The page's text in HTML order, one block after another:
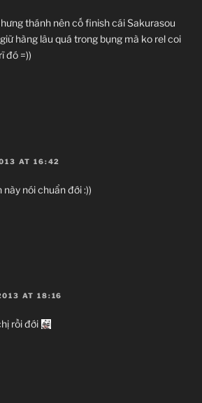
thánh nên cố finish cái Sakurasou
hàng lâu quá trong bụng mà ko rel coi
đó =))
AT 16:42
này nói chuẩn đới :))
AT 18:16
rồi đới